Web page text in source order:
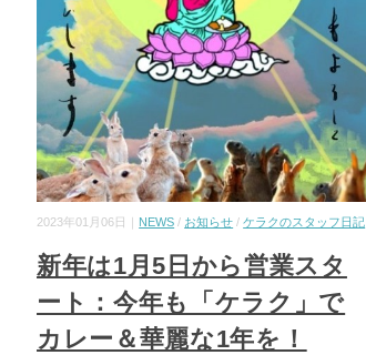
2023年01月06日｜ NEWS / お知らせ /ケラクのスタッフ日記
新年は1月5日から営業スタ
ート：今年も「ケラク」で
カレー＆華麗な1年を！